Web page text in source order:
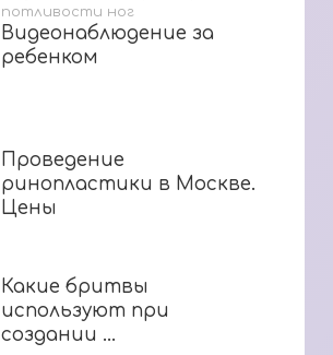
потливости ног
Видеонаблюдение за
ребенком
Видеонаблюдение за
ребенком
Проведение
ринопластики в Москве.
Цены
Проведение
ринопластики в Москве.
Цены
Какие бритвы
используют при
создании ...
Какие бритвы
используют при
создании ...